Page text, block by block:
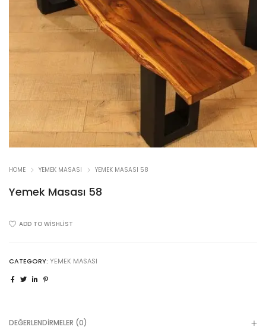
HOME YEMEK MASASI YEMEK MASASI 58
Yemek Masası 58
ADD TO WISHLIST
CATEGORY: YEMEK MASASI
DEĞERLENDIRMELER (0)